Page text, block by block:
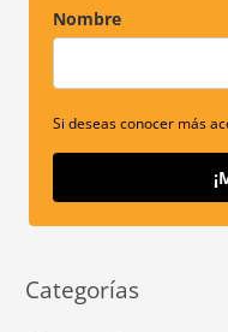
Nombre
Si deseas conocer más
Categorías